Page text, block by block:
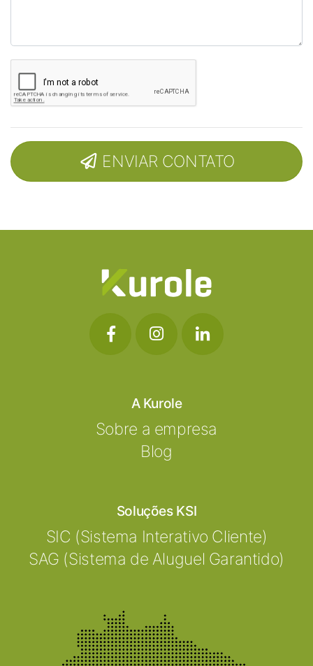
ENVIAR CONTATO
A Kurole
Sobre a empresa
Blog
Soluções KSI
SIC (Sistema Interativo Cliente)
SAG (Sistema de Aluguel Garantido)